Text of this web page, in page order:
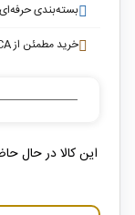
بسته‌بندی
خرید مطمئن از ECA
این کالا در حال